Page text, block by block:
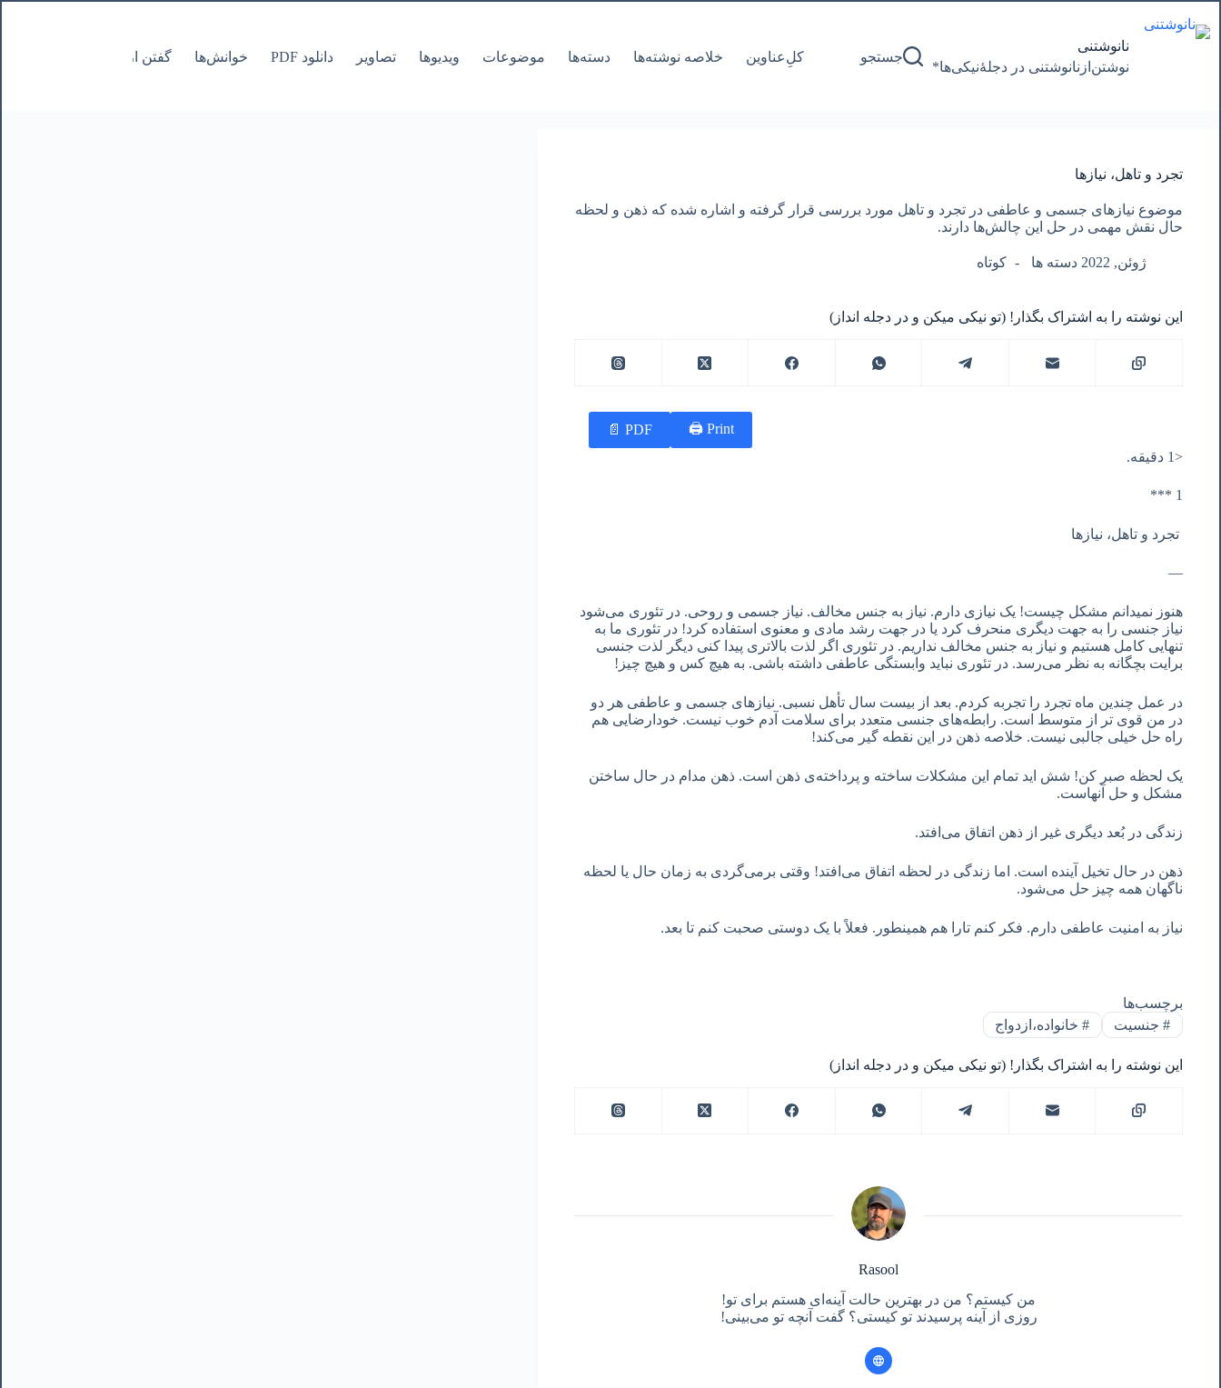
به
محتوا
نانوشتنی
نوشتن‌از‌نانوشتنی‌ در‌ دجلۀنیکی‌ها*
جستجو کل‌ِعناوین خلاصه نوشته‌ها دسته‌ها موضوعات ویدیوها تصاویر دانلود PDF خوانش‌ها گفتن از نانوشتنی
تجرد و تاهل، نیازها
موضوع نیازهای جسمی و عاطفی در تجرد و تاهل مورد بررسی قرار گرفته و اشاره شده که ذهن و لحظه
حال نقش مهمی در حل این چالش‌ها دارند.
ژوئن, 2022 دسته ها کوتاه
این نوشته را به اشتراک بگذار! (تو نیکی میکن و در دجله انداز)
Print 🖨
PDF 📄
<1 دقیقه.
1 ***
تجرد و تاهل، نیازها
—
هنوز نمیدانم مشکل چیست! یک نیازی دارم. نیاز به جنس مخالف. نیاز جسمی و روحی. در تئوری می‌شود
نیاز جنسی را به جهت دیگری منحرف کرد یا در جهت رشد مادی و معنوی استفاده کرد! در تئوری ما به
تنهایی کامل هستیم و نیاز به جنس مخالف نداریم. در تئوری اگر لذت بالاتری پیدا کنی دیگر لذت جنسی
برایت بچگانه به نظر می‌رسد. در تئوری نباید وابستگی عاطفی داشته باشی. به هیچ کس و هیچ چیز!
در عمل چندین ماه تجرد را تجربه کردم. بعد از بیست سال تأهل نسبی. نیازهای جسمی و عاطفی هر دو
در من قوی تر از متوسط است. رابطه‌های جنسی متعدد برای سلامت آدم خوب نیست. خودارضایی هم
راه حل خیلی جالبی نیست. خلاصه ذهن در این نقطه گیر می‌کند!
یک لحظه صبر کن! شش اید تمام این مشکلات ساخته و پرداخته‌ی ذهن است. ذهن مدام در حال ساختن
مشکل و حل آنهاست.
زندگی در بُعد دیگری غیر از ذهن اتفاق می‌افتد.
ذهن در حال تخیل آینده است. اما زندگی در لحظه اتفاق می‌افتد! وقتی برمی‌گردی به زمان حال یا لحظه
ناگهان همه چیز حل می‌شود.
نیاز به امنیت عاطفی دارم. فکر کنم تارا هم همینطور. فعلاً با یک دوستی صحبت کنم تا بعد.
برچسب‌ها
#جنسیت #خانواده،ازدواج
این نوشته را به اشتراک بگذار! (تو نیکی میکن و در دجله انداز)
Rasool
من کیستم؟ من در بهترین حالت آینه‌ای هستم برای تو!
روزی از آینه پرسیدند تو کیستی؟ گفت آنچه تو می‌بینی!